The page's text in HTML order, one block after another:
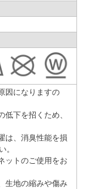
因になりますの
下を招くため、
は、消臭性能を損
。
ットのご使用をお
生地の縮みや傷み